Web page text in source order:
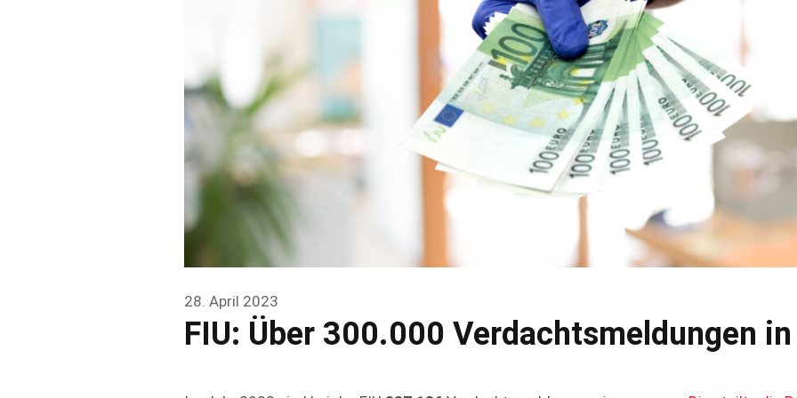
28. April 2023
FIU: Über 300.000 Verdachtsmeldungen